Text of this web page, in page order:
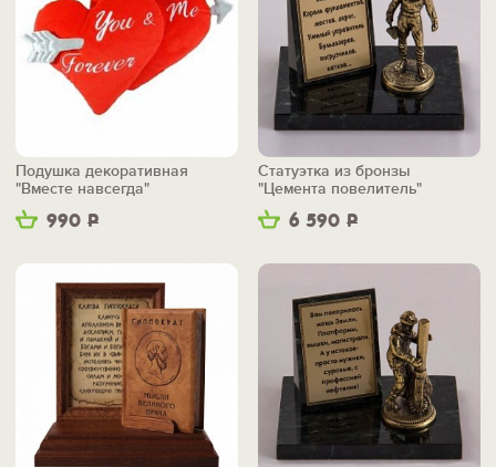
990 Р
Подушка декоративная
"Вместе навсегда"
6 590 Р
Статуэтка из бронзы
"Цемента повелитель"